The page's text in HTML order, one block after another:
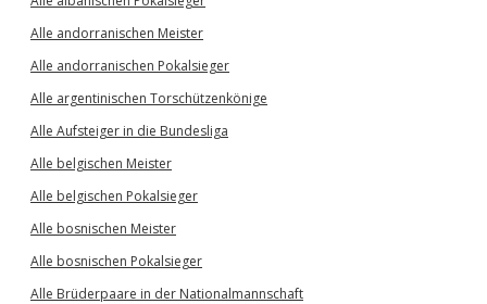
Alle andorranischen Meister
Alle andorranischen Pokalsieger
Alle argentinischen Torschützenkönige
Alle Aufsteiger in die Bundesliga
Alle belgischen Meister
Alle belgischen Pokalsieger
Alle bosnischen Meister
Alle bosnischen Pokalsieger
Alle Brüderpaare in der Nationalmannschaft